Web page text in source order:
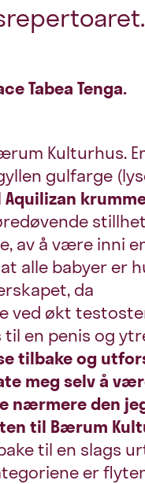
Tabea Tenga.
Kulturhus.
gulfarge
Aquilizan
av å være inni
alle babyer er
da
ved økt
en penis og
tilbake og
meg selv å
nærmere den
til Bærum
til en slags
er